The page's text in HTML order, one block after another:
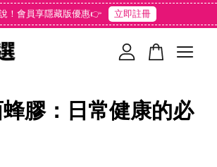
！會員享隱藏版優惠👉 立即註冊
膠：日常健康的必
車目前還是空的。
繼續購物